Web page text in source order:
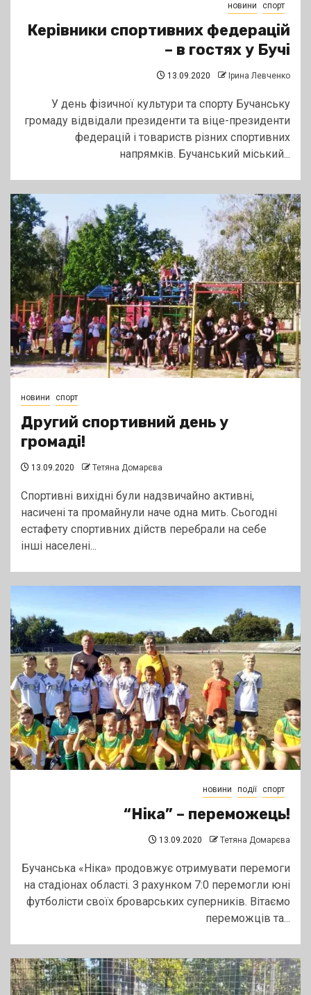
новини спорт
Керівники спортивних федерацій
– в гостях у Бучі
13.09.2020 Ірина Левченко
У день фізичної культури та спорту Бучанську
громаду відвідали президенти та віце-президенти
федерацій і товариств різних спортивних
напрямків. Бучанський міський...
новини спорт
Другий спортивний день у
громаді!
13.09.2020 Тетяна Домарєва
Спортивні вихідні були надзвичайно активні,
насичені та промайнули наче одна мить. Сьогодні
естафету спортивних дійств перебрали на себе
інші населені...
новини події спорт
“Ніка” – переможець!
13.09.2020 Тетяна Домарєва
Бучанська «Ніка» продовжує отримувати перемоги
на стадіонах області. З рахунком 7:0 перемогли юні
футболісти своїх броварських суперників. Вітаємо
переможців та...